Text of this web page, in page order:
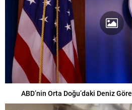
ABD’nin Orta Doğu’daki Deniz